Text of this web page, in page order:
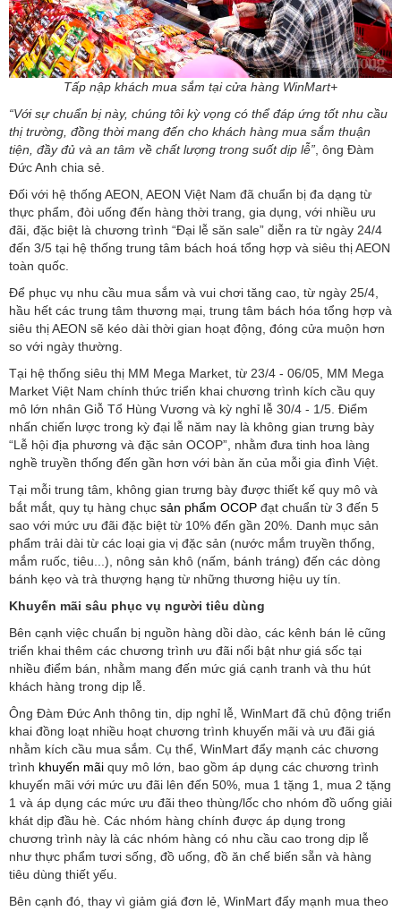
Tấp nập khách mua sắm tại cửa hàng WinMart+
“Với sự chuẩn bị này, chúng tôi kỳ vọng có thể đáp ứng tốt nhu cầu
thị trường, đồng thời mang đến cho khách hàng mua sắm thuận
tiện, đầy đủ và an tâm về chất lượng trong suốt dịp lễ”, ông Đàm
Đức Anh chia sẻ.
Đối với hệ thống AEON, AEON Việt Nam đã chuẩn bị đa dạng từ
thực phẩm, đòi uống đến hàng thời trang, gia dụng, với nhiều ưu
đãi, đặc biệt là chương trình “Đại lễ săn sale” diễn ra từ ngày 24/4
đến 3/5 tại hệ thống trung tâm bách hoá tổng hợp và siêu thị AEON
toàn quốc.
Để phục vụ nhu cầu mua sắm và vui chơi tăng cao, từ ngày 25/4,
hầu hết các trung tâm thương mại, trung tâm bách hóa tổng hợp và
siêu thị AEON sẽ kéo dài thời gian hoạt động, đóng cửa muộn hơn
so với ngày thường.
Tại hệ thống siêu thị MM Mega Market, từ 23/4 - 06/05, MM Mega
Market Việt Nam chính thức triển khai chương trình kích cầu quy
mô lớn nhân Giỗ Tổ Hùng Vương và kỳ nghỉ lễ 30/4 - 1/5. Điểm
nhấn chiến lược trong kỳ đại lễ năm nay là không gian trưng bày
“Lễ hội địa phương và đặc sản OCOP”, nhằm đưa tinh hoa làng
nghề truyền thống đến gần hơn với bàn ăn của mỗi gia đình Việt.
Tại mỗi trung tâm, không gian trưng bày được thiết kế quy mô và
bắt mắt, quy tụ hàng chục sản phẩm OCOP đạt chuẩn từ 3 đến 5
sao với mức ưu đãi đặc biệt từ 10% đến gần 20%. Danh mục sản
phẩm trải dài từ các loại gia vị đặc sản (nước mắm truyền thống,
mắm ruốc, tiêu...), nông sản khô (nấm, bánh tráng) đến các dòng
bánh kẹo và trà thượng hạng từ những thương hiệu uy tín.
Khuyến mãi sâu phục vụ người tiêu dùng
Bên cạnh việc chuẩn bị nguồn hàng dồi dào, các kênh bán lẻ cũng
triển khai thêm các chương trình ưu đãi nổi bật như giá sốc tại
nhiều điểm bán, nhằm mang đến mức giá cạnh tranh và thu hút
khách hàng trong dịp lễ.
Ông Đàm Đức Anh thông tin, dịp nghỉ lễ, WinMart đã chủ động triển
khai đồng loạt nhiều hoạt chương trình khuyến mãi và ưu đãi giá
nhằm kích cầu mua sắm. Cụ thể, WinMart đẩy mạnh các chương
trình khuyến mãi quy mô lớn, bao gồm áp dụng các chương trình
khuyến mãi với mức ưu đãi lên đến 50%, mua 1 tặng 1, mua 2 tặng
1 và áp dụng các mức ưu đãi theo thùng/lốc cho nhóm đồ uống giải
khát dịp đầu hè. Các nhóm hàng chính được áp dụng trong
chương trình này là các nhóm hàng có nhu cầu cao trong dịp lễ
như thực phẩm tươi sống, đồ uống, đồ ăn chế biến sẵn và hàng
tiêu dùng thiết yếu.
Bên cạnh đó, thay vì giảm giá đơn lẻ, WinMart đẩy mạnh mua theo